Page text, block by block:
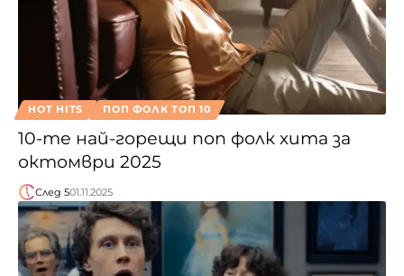
HOT HITS ПОП ФОЛК ТОП 10
10-те най-горещи поп фолк хита за
октомври 2025
След 501.11.2025